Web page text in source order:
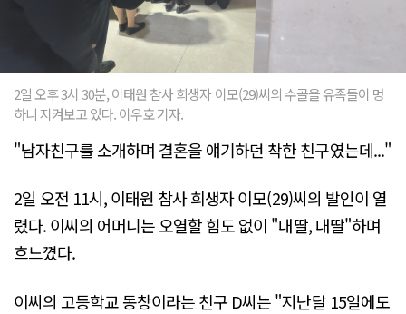
2일 오후 3시 30분, 이태원 참사 희생자 이모(29)씨의 수골을 유족들이 멍
하니 지켜보고 있다. 이우호 기자.
"남자친구를 소개하며 결혼을 얘기하던 착한 친구였는데..."
2일 오전 11시, 이태원 참사 희생자 이모(29)씨의 발인이 열
렸다. 이씨의 어머니는 오열할 힘도 없이 "내딸, 내딸"하며
흐느꼈다.
이씨의 고등학교 동창이라는 친구 D씨는 "지난달 15일에도